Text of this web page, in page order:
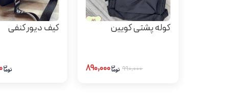
کوله پشتی کویین
۹۹۰,۰۰۰ ۸۹۰,۰۰۰
کیف دیور کنفی
۲۳۸,۰۰۰